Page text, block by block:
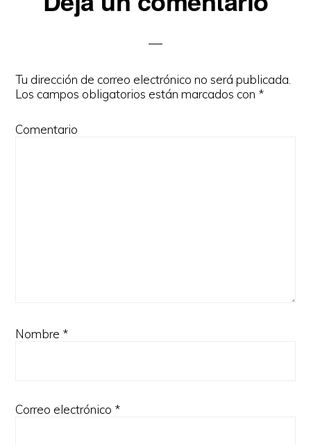
Tu dirección de correo electrónico no será publicada.
Los campos obligatorios están marcados con *
Comentario
Nombre *
Correo electrónico *